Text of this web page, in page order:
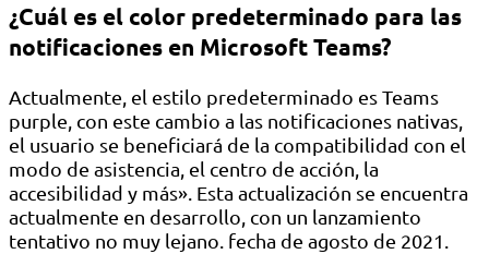
¿Cuál es el color predeterminado para las
notificaciones en Microsoft Teams?
Actualmente, el estilo predeterminado es Teams
purple, con este cambio a las notificaciones nativas,
el usuario se beneficiará de la compatibilidad con el
modo de asistencia, el centro de acción, la
accesibilidad y más». Esta actualización se encuentra
actualmente en desarrollo, con un lanzamiento
tentativo no muy lejano. fecha de agosto de 2021.